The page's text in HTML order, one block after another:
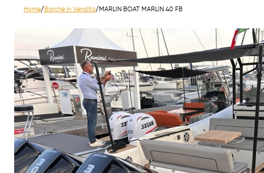
Home/Barche in Vendita/MARLIN BOAT MARLIN 40 FB